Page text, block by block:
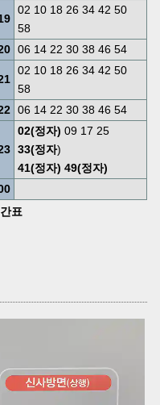
표
02 10 18 26 34 42 50
58
06 14 22 30 38 46 54
02 10 18 26 34 42 50
58
06 14 22 30 38 46 54
02(정자) 09 17 25
33(정자)
41(정자) 49(정자)